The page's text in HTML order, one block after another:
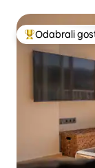
Među najviše
Odabrali